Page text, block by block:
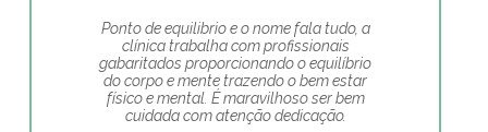
Ponto de equilibrio e o nome fala tudo, a
clínica trabalha com profissionais
gabaritados proporcionando o equilíbrio
do corpo e mente trazendo o bem estar
físico e mental. É maravilhoso ser bem
cuidada com atenção dedicação.